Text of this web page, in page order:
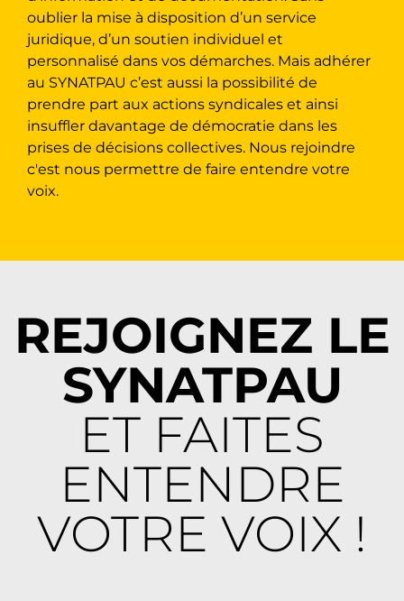
oublier la mise à disposition d’un service
juridique, d’un soutien individuel et
personnalisé dans vos démarches. Mais adhérer
au SYNATPAU c’est aussi la possibilité de
prendre part aux actions syndicales et ainsi
insuffler davantage de démocratie dans les
prises de décisions collectives. Nous rejoindre
c'est nous permettre de faire entendre votre
voix.
REJOIGNEZ LE
SYNATPAU
ET FAITES
ENTENDRE
VOTRE VOIX !